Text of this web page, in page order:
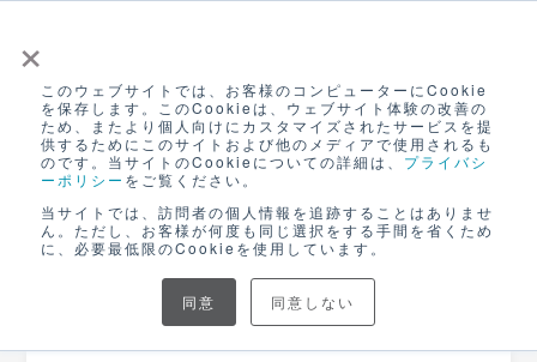
×
このウェブサイトでは、お客様のコンピューターにCookie
を保存します。このCookieは、ウェブサイト体験の改善の
ため、またより個人向けにカスタマイズされたサービスを提
供するためにこのサイトおよび他のメディアで使用されるも
のです。当サイトのCookieについての詳細は、 プライバシ
ーポリシー をご覧ください。
当サイトでは、訪問者の個人情報を追跡することはありませ
ん。ただし、お客様が何度も同じ選択をする手間を省くため
に、必要最低限のCookieを使用しています。
同意 同意しない
ログイン
無料アカウント登録
NEWS
buyer’s talk 02-1
名畑嘉政さん